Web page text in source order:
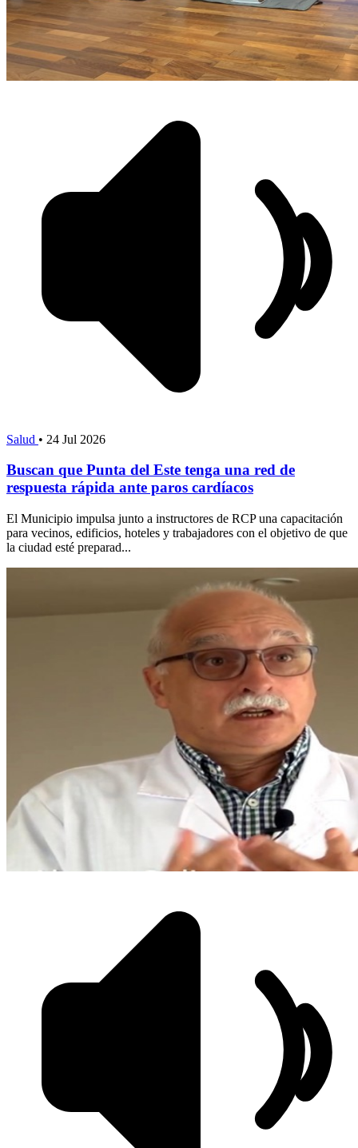
Salud • 24 Jul 2026
Buscan que Punta del Este tenga una red de
respuesta rápida ante paros cardíacos
El Municipio impulsa junto a instructores de RCP una capacitación
para vecinos, edificios, hoteles y trabajadores con el objetivo de que
la ciudad esté preparad...